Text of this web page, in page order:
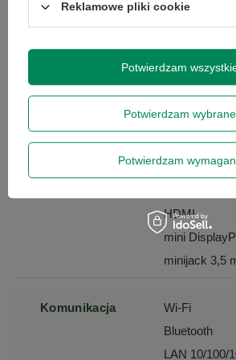
Technologia
litowo-jonowy
(Wh)
72
Złącza
USB 3.1 typ
RJ-45
HDMI
mini
minijack 3,5
Komunikacja
Wi-Fi
Bluetooth
LAN 10/100/
Reklamowe pliki cookie
Potwierdzam wybrane
Potwierdzam
Potwierdzam